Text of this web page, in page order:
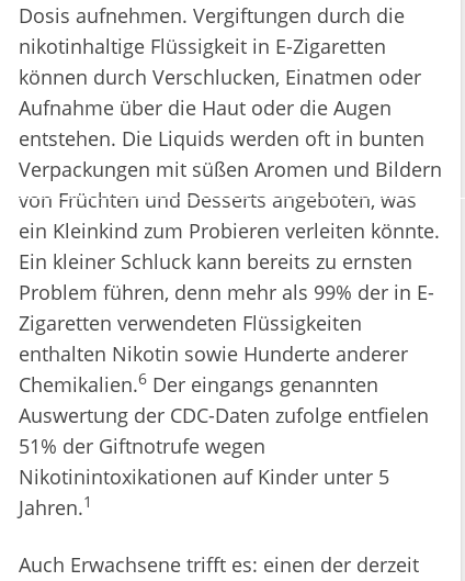
Dosis aufnehmen. Vergiftungen durch die
nikotinhaltige Flüssigkeit in E-Zigaretten
können durch Verschlucken, Einatmen oder
Aufnahme über die Haut oder die Augen
entstehen. Die Liquids werden oft in bunten
Verpackungen mit süßen Aromen und Bildern
von Früchten und Desserts angeboten, was
ein Kleinkind zum Probieren verleiten könnte.
Ein kleiner Schluck kann bereits zu ernsten
Problem führen, denn mehr als 99% der in E-
Zigaretten verwendeten Flüssigkeiten
enthalten Nikotin sowie Hunderte anderer
Chemikalien.6 Der eingangs genannten
Auswertung der CDC-Daten zufolge entfielen
51% der Giftnotrufe wegen
Nikotinintoxikationen auf Kinder unter 5
Jahren.1
Auch Erwachsene trifft es: einen der derzeit